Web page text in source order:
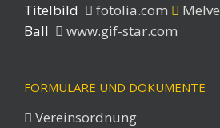
Titelbild fotolia.com
Melve
Ball
www.gif-star.com
FORMULARE UND DOKUMENTE
Vereinsordnung